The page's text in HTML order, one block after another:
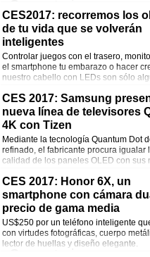
¡Comparte esta noticia!
Facebook
Twitter
CES2017: recorremos los
de tu vida que se volverán
inteligentes
Controlar juegos con el trasero,
el smartphone tu embarazo o hacer
nuestro cabello con LEDs son sólo
Comentarios
¡Comparte esta noticia!
Facebook
Twitter
CES 2017: Samsung
nueva línea de televisores
4K con Tizen
Mediante la tecnología Quantum Dot
refinado, el fabricante procura igualar
calidad de los paneles OLED con sus
Comentarios
¡Comparte esta noticia!
Facebook
Twitter
CES 2017: Honor 6X, un
smartphone con cámara
precio de gama media
US$250 por un teléfono inteligente
con virtudes fotográficas, cuerpo
lector de huellas y diseño elegante.